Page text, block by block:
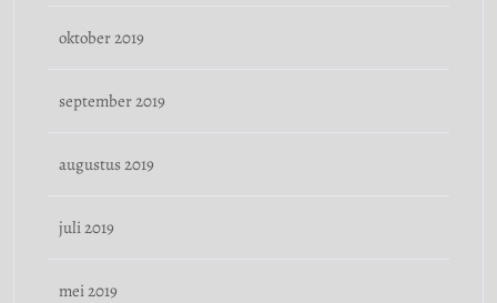
oktober 2019
september 2019
augustus 2019
juli 2019
mei 2019